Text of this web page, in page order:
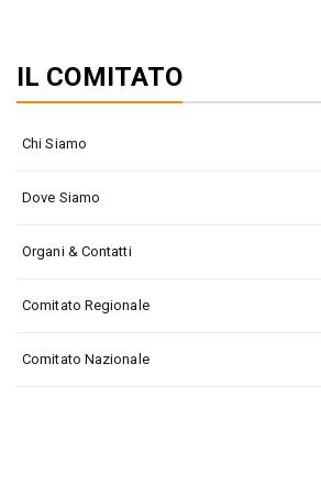
IL COMITATO
Chi Siamo
Dove Siamo
Organi & Contatti
Comitato Regionale
Comitato Nazionale